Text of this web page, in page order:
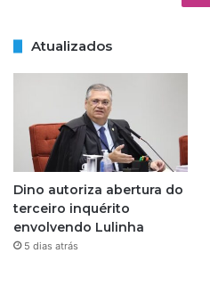
Atualizados
Dino autoriza abertura do
terceiro inquérito
envolvendo Lulinha
5 dias atrás